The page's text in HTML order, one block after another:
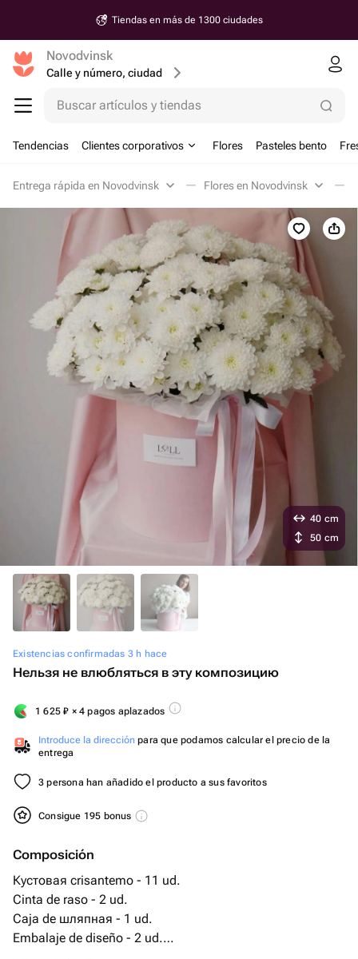
Tiendas en más de 1300 ciudades
Novodvinsk
Calle y número, ciudad
Buscar artículos y tiendas
Tendencias Clientes corporativos Flores Pasteles bento
Entrega rápida en Novodvinsk Flores en Novodvinsk
Existencias confirmadas 3 h hace
Нельзя не влюбляться в эту композицию
1 625₽ × 4 pagos aplazados
Introduce la dirección para que podamos calcular el precio de la
entrega
3 persona han añadido el producto a sus favoritos
Consigue 195 bonus
Composición
Кустовая crisantemo - 11 ud.
Cinta de raso - 2 ud.
Caja de шляпная - 1 ud.
Embalaje de diseño - 2 ud.
40 cm
50 cm